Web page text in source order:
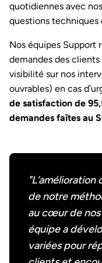
quotidiennes avec
questions techniques
Nos équipes Support
demandes des
visibilité sur nos
ouvrables) en cas
de satisfaction de
demandes faîtes au
de notre
au cœur de
équipe a
variées pour